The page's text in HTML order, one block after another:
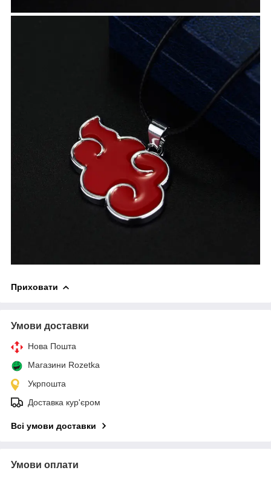
Приховати
Умови доставки
Нова Пошта
Магазини Rozetka
Укрпошта
Доставка кур'єром
Всі умови доставки
Умови оплати